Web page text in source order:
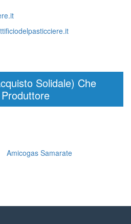
Solidale) Che
Amicogas Samarate